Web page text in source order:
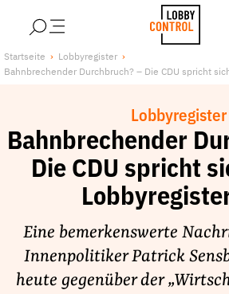
StartSeite
Über uns
Finanzierung
Jobs
Publikationen und Material
Lobbykritische Stadtführungen
Unsere Schwerpunkte
Lobbykontrolle und Regeln
Lobbyismus und Klima
Startseite
Lobbyregister
Bahnbrechender Durchbruch? – Die CDU spricht
Lobbyregister
Bahnbrechender
Die CDU spricht
Eine bemerkenswerte
Innenpolitiker Patrick
heute gegenüber der